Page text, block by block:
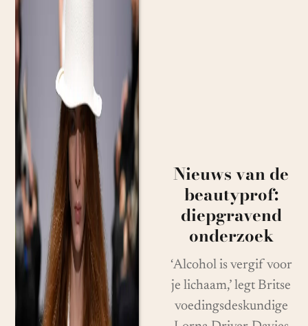
Nieuws van de
beautyprof:
diepgravend
onderzoek
‘Alcohol is vergif voor
je lichaam,’ legt Britse
voedingsdeskundige